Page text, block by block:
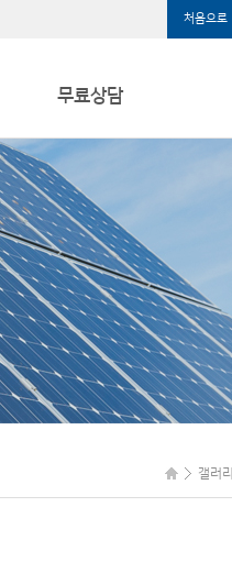
처음으로
무료상담
무료상담
갤러리